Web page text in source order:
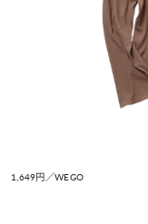
1,649円／WEGO